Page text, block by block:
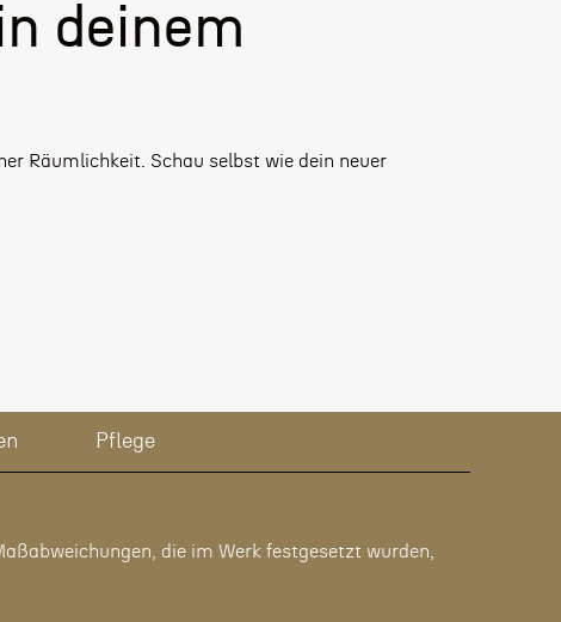
deinem
Räumlichkeit. Schau selbst wie dein neuer
Pflege
die im Werk festgesetzt wurden,